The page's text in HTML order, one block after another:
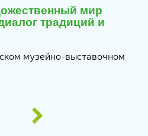
мир
традиций и
музейно-выставочном